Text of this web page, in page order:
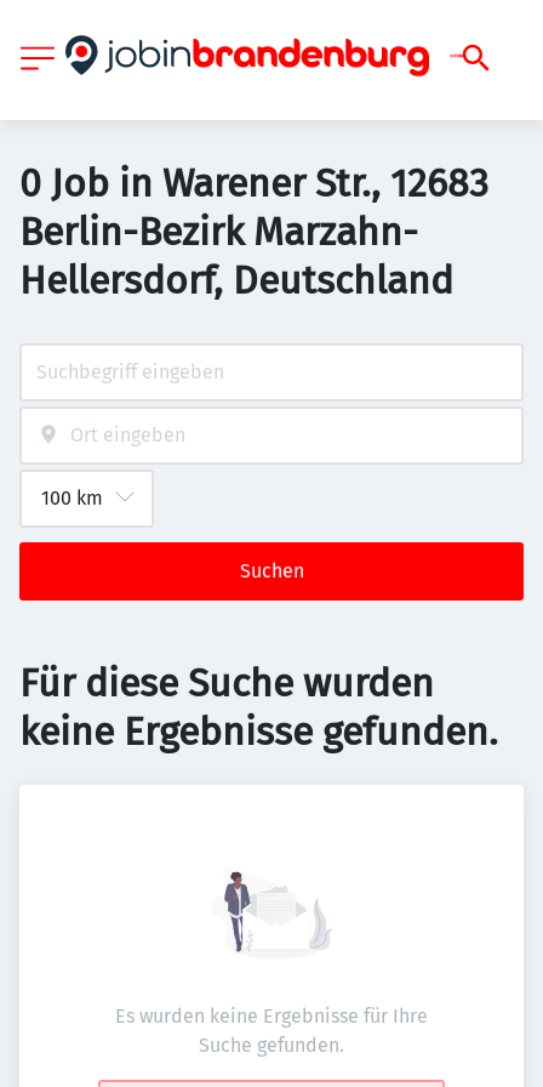
0 Job in Warener Str., 12683
Berlin-Bezirk Marzahn-
Hellersdorf, Deutschland
Suchen
Für diese Suche wurden
keine Ergebnisse gefunden.
Es wurden keine Ergebnisse für Ihre
Suche gefunden.